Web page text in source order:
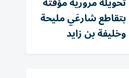
بتقاطع شارعَي مليحة
وخليفة بن زايد